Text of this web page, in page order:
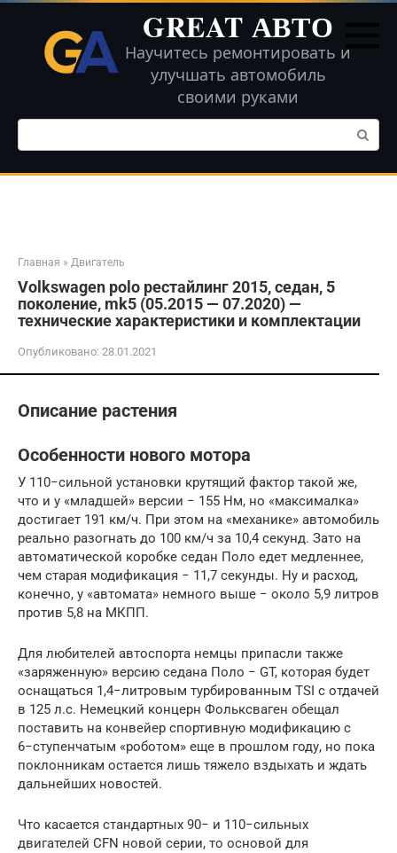
Перейти
контенту
GREAT АВТО
Научитесь ремонтировать и
улучшать автомобиль
своими руками
Поиск:
Главная » Двигатель
Volkswagen polo рестайлинг 2015, седан, 5
поколение, mk5 (05.2015 — 07.2020) —
технические характеристики и комплектации
Опубликовано: 28.01.2021
Описание растения
Особенности нового мотора
У 110−сильной установки крутящий фактор такой же,
что и у «младшей» версии − 155 Нм, но «максималка»
достигает 191 км/ч. При этом на «механике» автомобиль
реально разогнать до 100 км/ч за 10,4 секунд. Зато на
автоматической коробке седан Поло едет медленнее,
чем старая модификация − 11,7 секунды. Ну и расход,
конечно, у «автомата» немного выше − около 5,9 литров
против 5,8 на МКПП.
Для любителей автоспорта немцы припасли также
«заряженную» версию седана Поло − GT, которая будет
оснащаться 1,4−литровым турбированным TSI с отдачей
в 125 л.с. Немецкий концерн Фольксваген обещал
поставить на конвейер спортивную модификацию с
6−ступенчатым «роботом» еще в прошлом году, но пока
поклонникам остается лишь тяжело вздыхать и ждать
дальнейших новостей.
Что касается стандартных 90− и 110−сильных
двигателей CFN новой серии, то основой для